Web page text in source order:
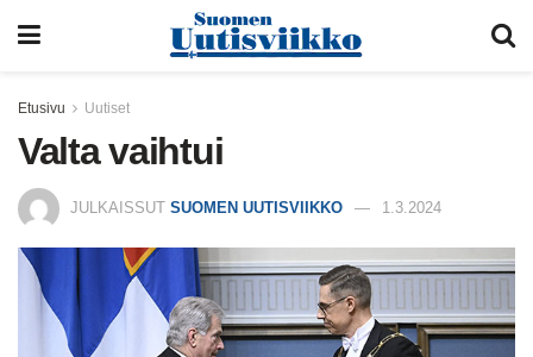
Etusivu Uutiset
Valta vaihtui
JULKAISSUT SUOMEN UUTISVIIKKO 1.3.2024